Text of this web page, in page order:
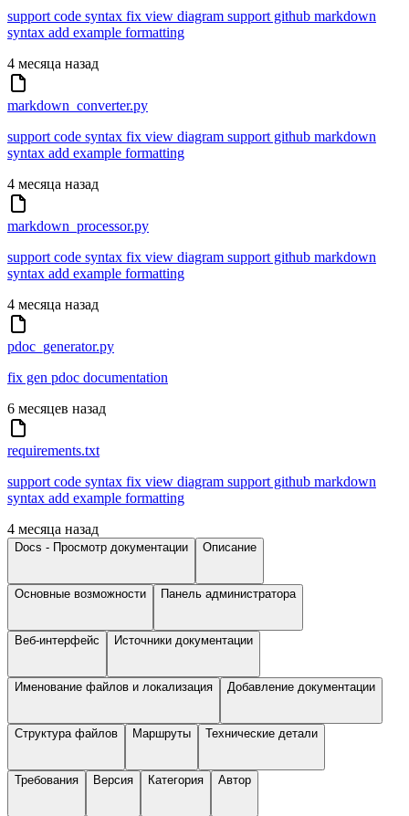
support code syntax fix view diagram support github markdown
syntax add example formatting
4 месяца назад
markdown_converter.py
support code syntax fix view diagram support github markdown
syntax add example formatting
4 месяца назад
markdown_processor.py
support code syntax fix view diagram support github markdown
syntax add example formatting
4 месяца назад
pdoc_generator.py
fix gen pdoc documentation
6 месяцев назад
requirements.txt
support code syntax fix view diagram support github markdown
syntax add example formatting
4 месяца назад
Docs - Просмотр документации Описание
Основные возможности Панель администратора
Веб-интерфейс Источники документации
Именование файлов и локализация Добавление документации
Структура файлов Маршруты Технические детали
Требования Версия Категория Автор